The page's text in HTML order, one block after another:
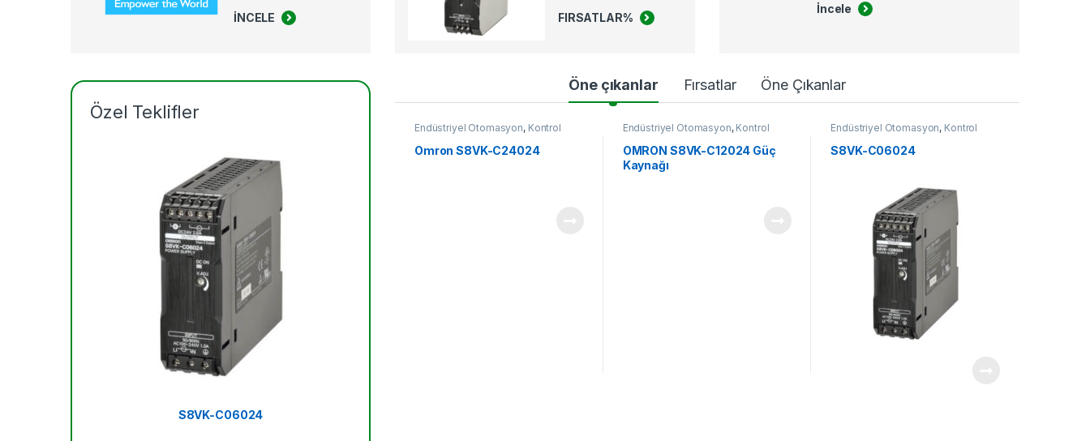
İNCELE FIRSATLAR%
İncele
Özel Teklifler
S8VK-C06024
Öne çıkanlar Fırsatlar Öne Çıkanlar
Endüstriyel Otomasyon, Kontrol
Komponentleri
Omron S8VK-C24024
Endüstriyel Otomasyon, Kontrol
Komponentleri
OMRON S8VK-C12024 Güç
Kaynağı
Endüstriyel Otomasyon, Kontrol
Komponentleri
S8VK-C06024